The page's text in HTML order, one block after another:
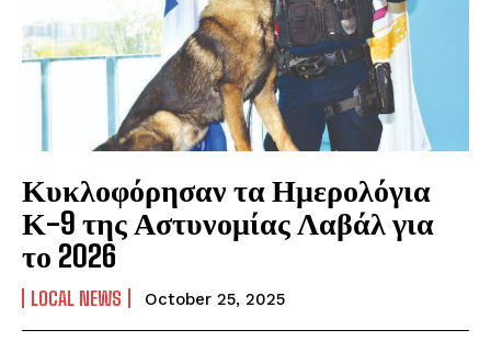
Κυκλοφόρησαν τα Ημερολόγια
Κ-9 της Αστυνομίας Λαβάλ για
το 2026
LOCAL NEWS October 25, 2025